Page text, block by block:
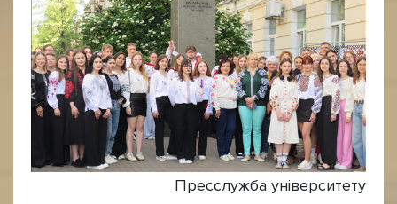
Пресслужба університету